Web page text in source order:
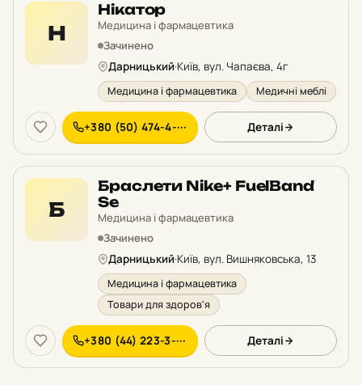
Н
Нікатор
Медицина і фармацевтика
Зачинено
Дарницький·Київ, вул. Чапаєва, 4г
Медицина і фармацевтика Медичні меблі
+380 (50) 474-4-··· Деталі
Б
Браслети Nike+ FuelBand
Se
Медицина і фармацевтика
Зачинено
Дарницький·Київ, вул. Вишняковська, 13
Медицина і фармацевтика
Товари для здоров'я
+380 (44) 223-3-··· Деталі